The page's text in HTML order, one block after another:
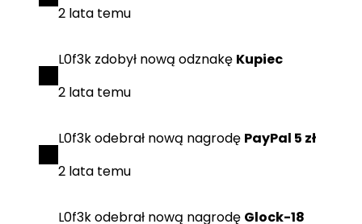
2 lata temu
L0f3k zdobył nową odznakę Kupiec
2 lata temu
L0f3kodebrał nową nagrodę PayPal 5 zł
2 lata temu
L0f3kodebrał nową nagrodę Glock-18